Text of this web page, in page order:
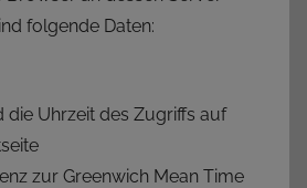
folgende Daten:
die Uhrzeit des Zugriffs auf
zur Greenwich Mean Time